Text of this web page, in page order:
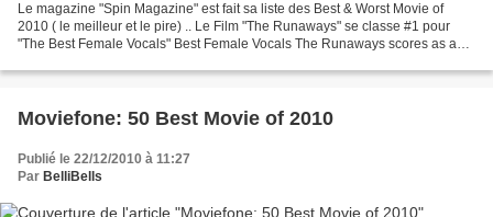
Le magazine "Spin Magazine" est fait sa liste des Best & Worst Movie of
2010 ( le meilleur et le pire) .. Le Film "The Runaways" se classe #1 pour
"The Best Female Vocals" Best Female Vocals The Runaways scores as a
Moviefone: 50 Best Movie of 2010
Publié le 22/12/2010 à 11:27
Par BelliBells